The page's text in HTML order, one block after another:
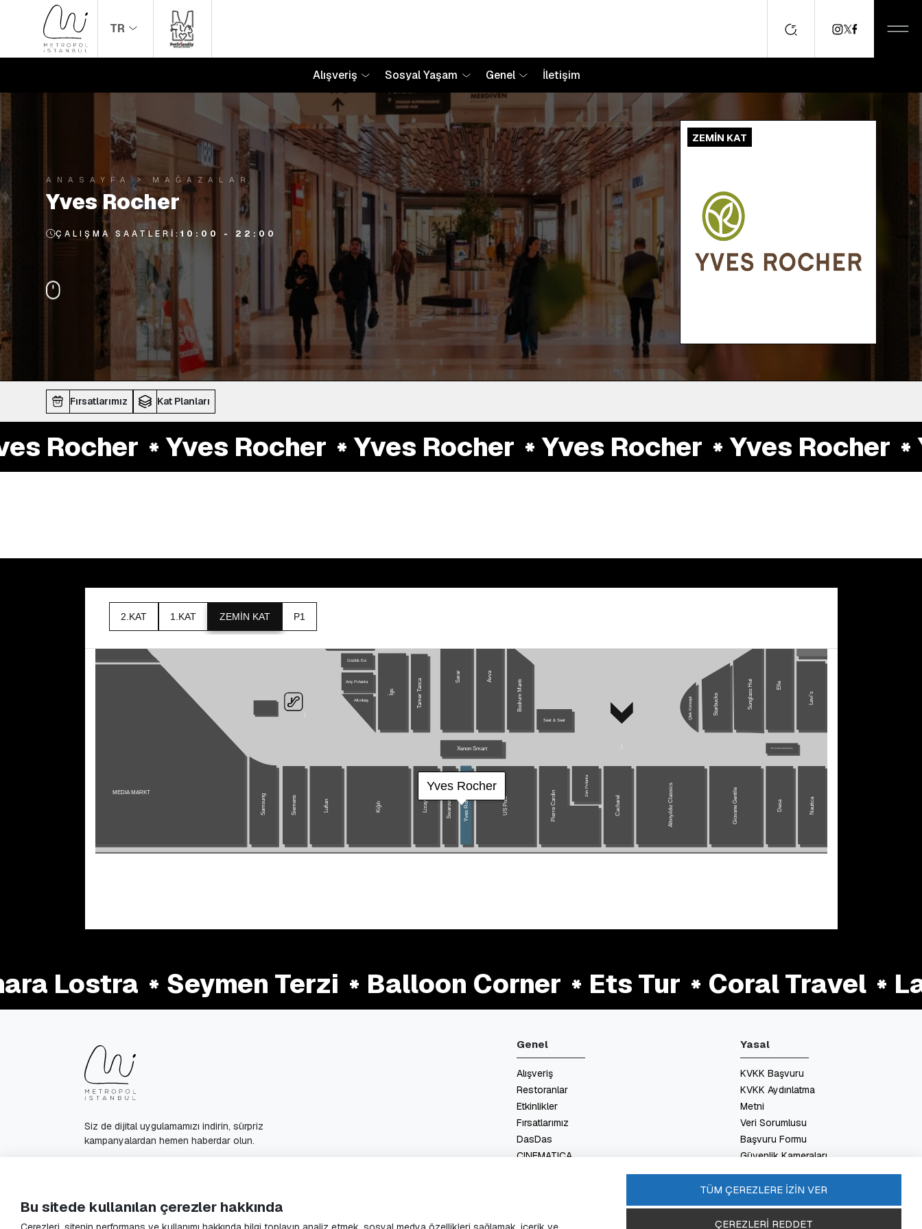
TR
Alışveriş Sosyal Yaşam Genel İletişim
ANASAYFA MAĞAZALAR
Yves Rocher
ÇALIŞMA SAATLERI: 10:00 - 22:00
ZEMİN KAT
Fırsatlarımız Kat Planları
Rocher Yves Rocher Yves Rocher Yves Rocher Yves Rocher
Lostra Seymen Terzi Balloon Corner Ets Tur Coral Travel
Siz de dijital uygulamamızı indirin, sürpriz
kampanyalardan hemen haberdar olun.
Genel
Alışveriş
Restoranlar
Etkinlikler
Fırsatlarımız
DasDas
CINEMATICA
Yasal
KVKK Başvuru
KVKK Aydınlatma
Metni
Veri Sorumlusu
Başvuru Formu
Güvenlik Kameraları
Aydınlatma Metni
Enerji Politikası
SSS
Bu sitede kullanılan çerezler hakkında
TÜM ÇEREZLERE İZİN VER
ÇEREZLERİ REDDET